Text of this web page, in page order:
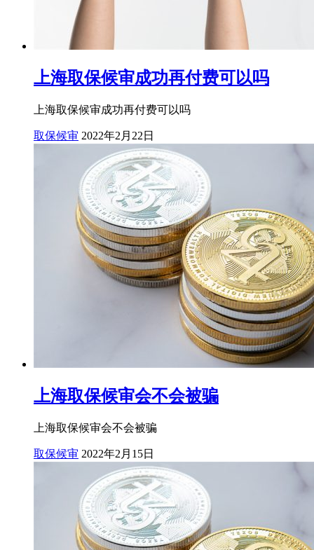
上海取保候审成功再付费可以吗
上海取保候审成功再付费可以吗
取保候审 2022年2月22日
上海取保候审会不会被骗
上海取保候审会不会被骗
取保候审 2022年2月15日